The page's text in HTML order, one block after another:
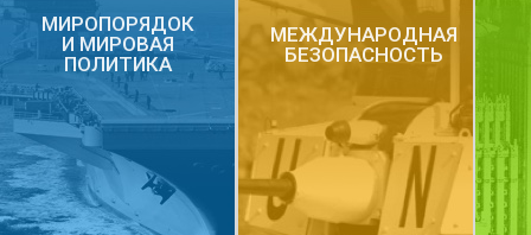
МИРОПОРЯДОК
И МИРОВАЯ
ПОЛИТИКА
МЕЖДУНАРОДНАЯ
БЕЗОПАСНОСТЬ